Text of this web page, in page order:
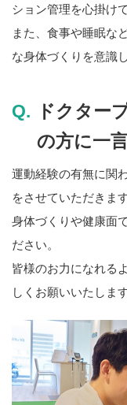
ション管理を心掛け
また、食事や睡眠な
な身体づくりを意識
ドクター
の方に一
運動経験の有無に関
をさせていただきます
身体づくりや健康面
ださい。
皆様のお力になれる
しくお願いいたします